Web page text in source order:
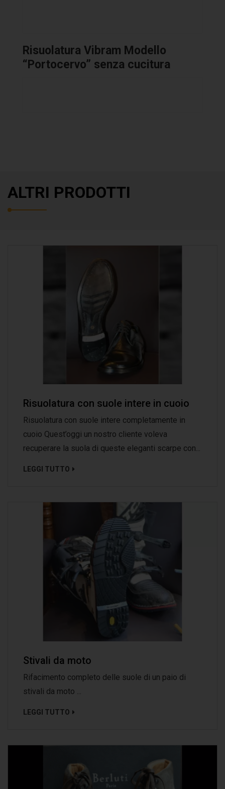
Risuolatura Vibram Modello
“Portocervo” senza cucitura
ALTRI PRODOTTI
Risuolatura con suole intere in cuoio
Risuolatura con suole intere completamente in
cuoio Quest’oggi un nostro cliente voleva
recuperare la suola di queste eleganti scarpe con...
LEGGI TUTTO
Stivali da moto
Rifacimento completo delle suole di un paio di
stivali da moto ...
LEGGI TUTTO